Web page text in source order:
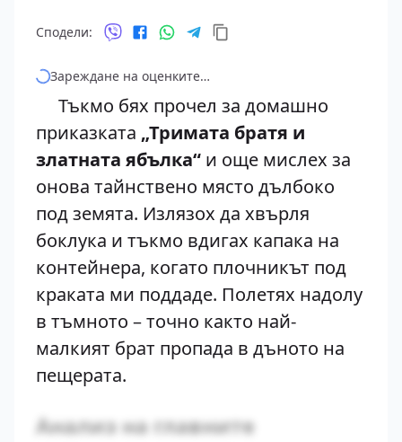
Сподели:
Зареждане на оценките…
Тъкмо бях прочел за домашно
приказката „Тримата братя и
златната ябълка“ и още мислех за
онова тайнствено място дълбоко
под земята. Излязох да хвърля
боклука и тъкмо вдигах капака на
контейнера, когато плочникът под
краката ми поддаде. Полетях надолу
в тъмното – точно както най-
малкият брат пропада в дъното на
пещерата.
Анализ на главните